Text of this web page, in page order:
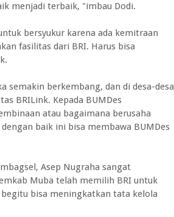
menjadi terbaik, "imbau Dodi.
bersyukur karena ada kemitraan
fasilitas dari BRI. Harus bisa
semakin berkembang, dan di desa-desa
BRILink. Kepada BUMDes
atau bagaimana berusaha
baik ini bisa membawa BUMDes
Asep Nugraha sangat
Muba telah memilih BRI untuk
bisa meningkatkan tata kelola